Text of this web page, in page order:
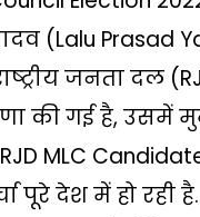
k
m
(Lalu Prasad
जनता दल
की गई है, उसमें
MLC
पूरे देश में हो रही